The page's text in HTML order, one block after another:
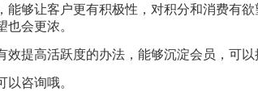
能够让客户更有积极性，对积分和消费有
会更浓。
效提高活跃度的办法，能够沉淀会员，可以
咨询哦。